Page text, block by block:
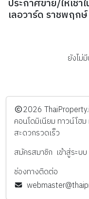
ประกาศขาย/ให้เช่
เลอวาร์ด ราชพฤก
ยังไม่
️2026
คอนโดมิเนียม ทาวน์โฮ
สะดวกรวดเร็ว
สมัครสมาชิก เข้าสู่ระบบ
ช่องทางติดต่อ